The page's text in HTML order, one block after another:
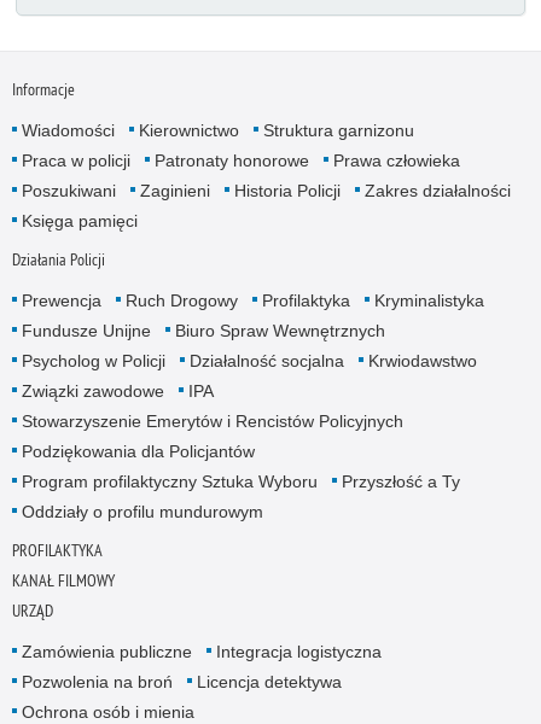
Informacje
Wiadomości Kierownictwo
Struktura garnizonu
Praca w policji
Patronaty honorowe
Prawa człowieka
Poszukiwani
Zaginieni Historia Policji
Zakres działalności
Księga pamięci
Działania Policji
Prewencja Ruch Drogowy Profilaktyka
Kryminalistyka
Fundusze Unijne
Biuro Spraw Wewnętrznych
Psycholog w Policji
Działalność socjalna
Krwiodawstwo
Związki zawodowe
IPA
Stowarzyszenie Emerytów i Rencistów Policyjnych
Podziękowania dla Policjantów
Program profilaktyczny Sztuka Wyboru
Przyszłość a Ty
Oddziały o profilu mundurowym
PROFILAKTYKA
KANAŁ FILMOWY
URZĄD
Zamówienia publiczne
Integracja logistyczna
Pozwolenia na broń
Licencja detektywa
Ochrona osób i mienia